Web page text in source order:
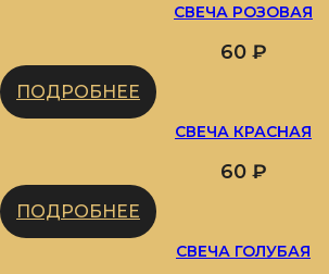
СВЕЧА РОЗОВАЯ
60 ₽
ПОДРОБНЕЕ
СВЕЧА КРАСНАЯ
60 ₽
ПОДРОБНЕЕ
СВЕЧА ГОЛУБАЯ